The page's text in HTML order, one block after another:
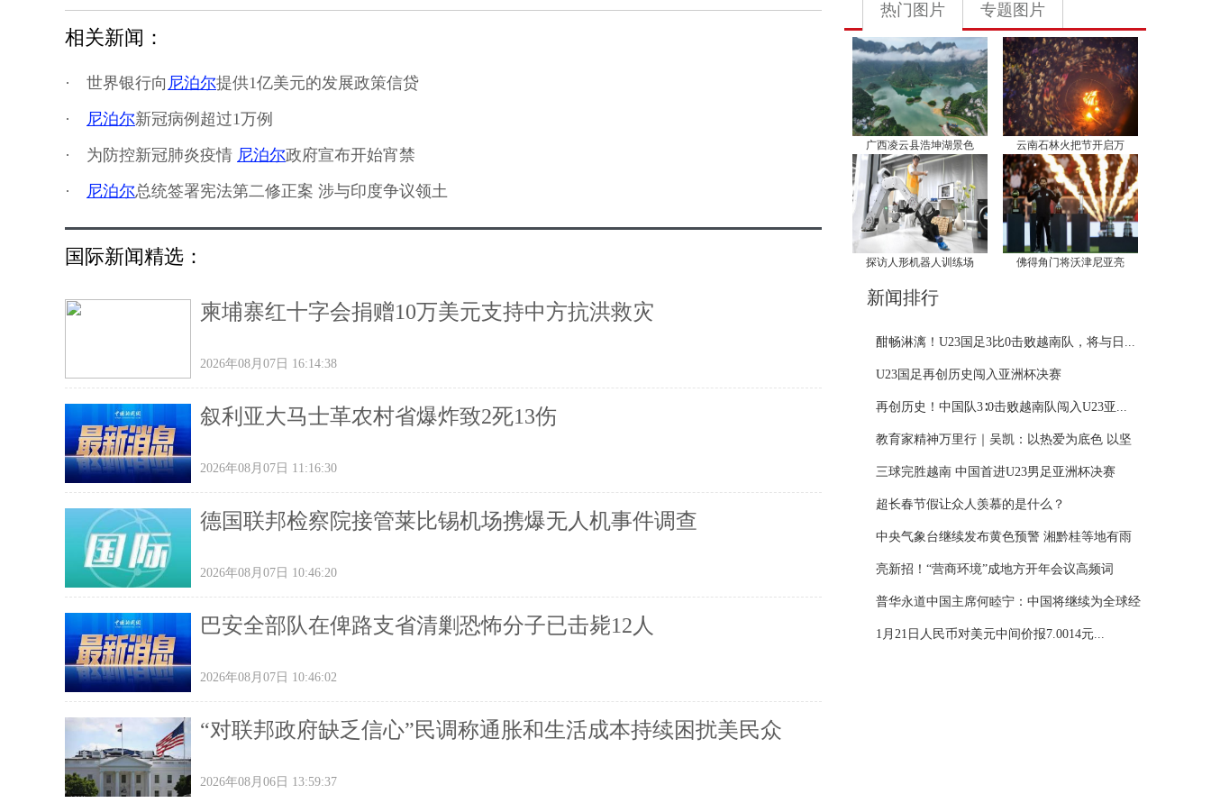
相关新闻：
· 世界银行向 尼泊尔提供1亿美元的发展政策信贷
· 尼泊尔新冠病例超过1万例
· 为防控新冠肺炎疫情 尼泊尔政府宣布开始宵禁
· 尼泊尔总统签署宪法第二修正案 涉与印度争议领土
国际新闻精选：
柬埔寨红十字会捐赠10万美元支持中方抗洪救灾
2026年08月07日 16:14:38
叙利亚大马士革农村省爆炸致2死13伤
2026年08月07日 11:16:30
德国联邦检察院接管莱比锡机场携爆无人机事件调查
2026年08月07日 10:46:20
巴安全部队在俾路支省清剿恐怖分子已击毙12人
2026年08月07日 10:46:02
“对联邦政府缺乏信心”民调称通胀和生活成本持续困扰美民众
2026年08月06日 13:59:37
热门图片 专题图片
广西凌云县浩坤湖景色 云南石林火把节开启万
探访人形机器人训练场 佛得角门将沃津尼亚亮
新闻排行
酣畅淋漓！U23国足3比0击败越南队，将与日...
U23国足再创历史闯入亚洲杯决赛
再创历史！中国队3∶0击败越南队闯入U23亚...
教育家精神万里行｜吴凯：以热爱为底色 以坚
守...
三球完胜越南 中国首进U23男足亚洲杯决赛
超长春节假让众人羡慕的是什么？
中央气象台继续发布黄色预警 湘黔桂等地有雨
雪...
亮新招！“营商环境”成地方开年会议高频词
普华永道中国主席何睦宁：中国将继续为全球经
济...
1月21日人民币对美元中间价报7.0014元...